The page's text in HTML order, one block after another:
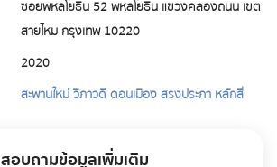
ซอยพหลโยธิน 52 พหลโยธิน แขวงคลองถนน เขต
สายไหม กรุงเทพ 10220
2020
สะพานใหม่ วิภาวดี ดอนเมือง สรงประภา หลักสี่
สอบถามข้อมูลเพิ่มเติม